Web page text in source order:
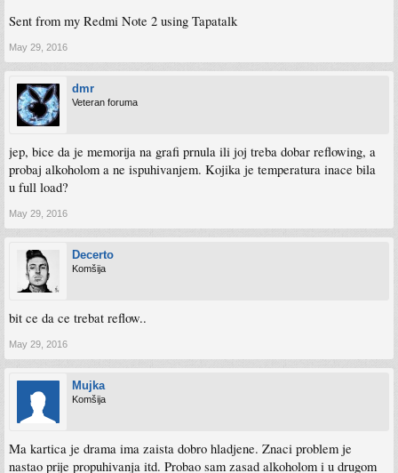
Sent from my Redmi Note 2 using Tapatalk
May 29, 2016
dmr
Veteran foruma
jep, bice da je memorija na grafi prnula ili joj treba dobar reflowing, a
probaj alkoholom a ne ispuhivanjem. Kojika je temperatura inace bila
u full load?
May 29, 2016
Decerto
Komšija
bit ce da ce trebat reflow..
May 29, 2016
Mujka
Komšija
Ma kartica je drama ima zaista dobro hladjene. Znaci problem je
nastao prije propuhivanja itd. Probao sam zasad alkoholom i u drugom